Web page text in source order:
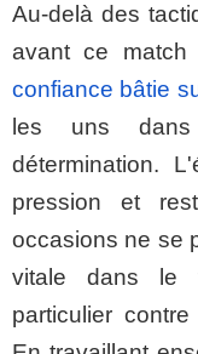
Au-delà des
avant ce match
confiance bâtie
les uns
détermination.
pression et
occasions ne se
vitale dans le
particulier